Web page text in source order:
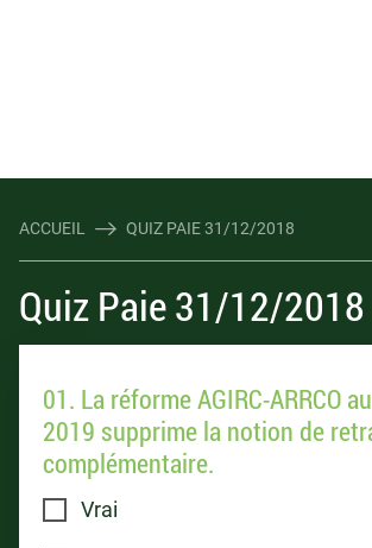
ACCUEIL QUIZ PAIE 31/12/2018
Quiz Paie 31/12/2018
01. La réforme AGIRC-ARRCO
2019 supprime la notion de
complémentaire.
Vrai